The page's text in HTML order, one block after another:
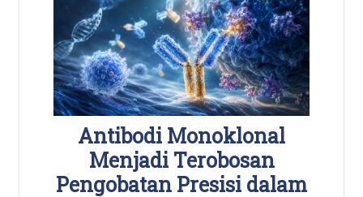
Antibodi Monoklonal
Menjadi Terobosan
Pengobatan Presisi dalam